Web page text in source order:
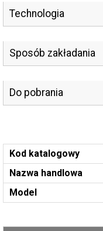
Technologia
Sposób zakładania
Do pobrania
Kod katalogowy
Nazwa handlowa
Model